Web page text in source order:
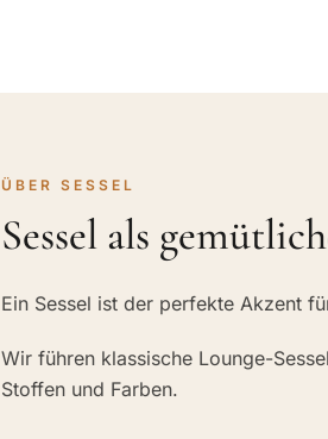
ÜBER SESSEL
Sessel als
Ein Sessel ist der perfekte Akzent
Wir führen klassische Lounge-
Stoffen und Farben.